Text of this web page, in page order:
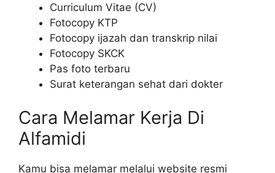
Curriculum Vitae (CV)
Fotocopy KTP
Fotocopy ijazah dan transkrip nilai
Fotocopy SKCK
Pas foto terbaru
Surat keterangan sehat dari dokter
Cara Melamar Kerja Di
Alfamidi
Kamu bisa melamar melalui website resmi